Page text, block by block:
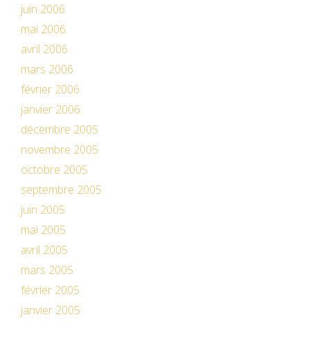
juin 2006
mai 2006
avril 2006
mars 2006
février 2006
janvier 2006
décembre 2005
novembre 2005
octobre 2005
septembre 2005
juin 2005
mai 2005
avril 2005
mars 2005
février 2005
janvier 2005